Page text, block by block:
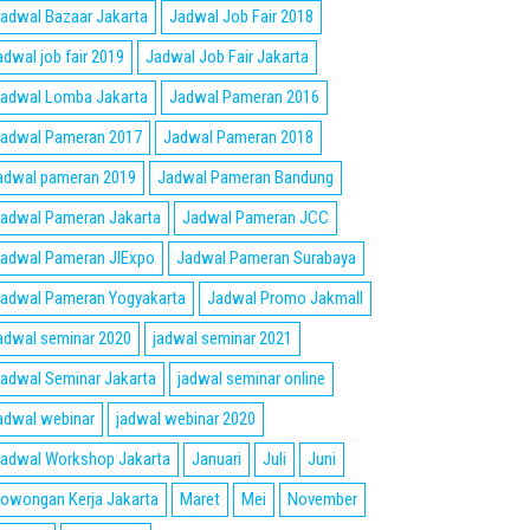
Bazaar Jakarta
Jadwal Job Fair 2018
job fair 2019
Jadwal Job Fair Jakarta
Lomba Jakarta
Jadwal Pameran 2016
Pameran 2017
Jadwal Pameran 2018
pameran 2019
Jadwal Pameran Bandung
Pameran Jakarta
Jadwal Pameran JCC
Pameran JIExpo
Jadwal Pameran Surabaya
Pameran Yogyakarta
Jadwal Promo Jakmall
seminar 2020
jadwal seminar 2021
Seminar Jakarta
jadwal seminar online
webinar
jadwal webinar 2020
Workshop Jakarta
Januari Juli
Juni
Kerja Jakarta
Maret Mei
November